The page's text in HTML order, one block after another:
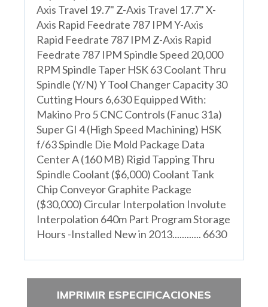
Axis Travel 19.7" Z-Axis Travel 17.7" X-
Axis Rapid Feedrate 787 IPM Y-Axis
Rapid Feedrate 787 IPM Z-Axis Rapid
Feedrate 787 IPM Spindle Speed 20,000
RPM Spindle Taper HSK 63 Coolant Thru
Spindle (Y/N) Y Tool Changer Capacity 30
Cutting Hours 6,630 Equipped With:
Makino Pro 5 CNC Controls (Fanuc 31a)
Super GI 4 (High Speed Machining) HSK
f/63 Spindle Die Mold Package Data
Center A (160 MB) Rigid Tapping Thru
Spindle Coolant ($6,000) Coolant Tank
Chip Conveyor Graphite Package
($30,000) Circular Interpolation Involute
Interpolation 640m Part Program Storage
Hours -Installed New in 2013............ 6630
IMPRIMIR ESPECIFICACIONES